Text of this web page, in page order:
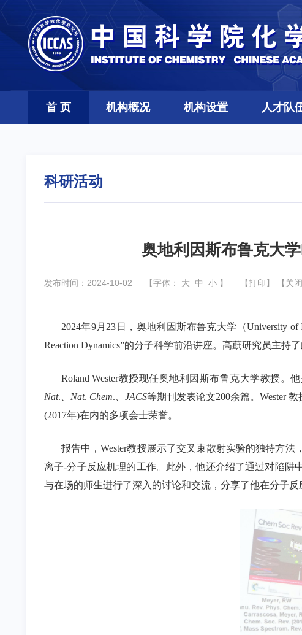
首 页 机构概况 机构设置 人才队
科研活动
奥地利因斯布鲁克大
发布时间：2024-10-02 【字体： 大 中 小 】 【打印】 【关闭
2024年9月23日，奥地利因斯布鲁克大学（University of
Reaction Dynamics”的分子科学前沿讲座。高蕻研究员主持
Roland Wester教授现任奥地利因斯布鲁克大学教授
Nat.、 Nat. Chem.、JACS等期刊发表论文200余篇。Wester
(2017年)在内的多项会士荣誉。
报告中，Wester教授展示了交叉束散射实验的独特方
离子-分子反应机理的工作。此外，他还介绍了通过对陷阱
与在场的师生进行了深入的讨论和交流，分享了他在分子